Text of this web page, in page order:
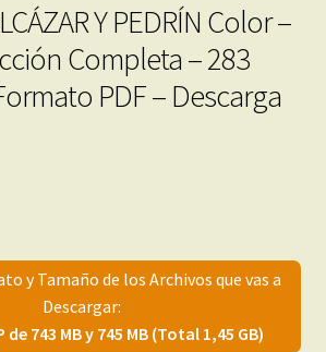
Y PEDRÍN Color –
Completa – 283
PDF – Descarga
y Tamaño de los Archivos que vas a
Descargar:
de 743 MB y 745 MB (Total 1,45 GB)